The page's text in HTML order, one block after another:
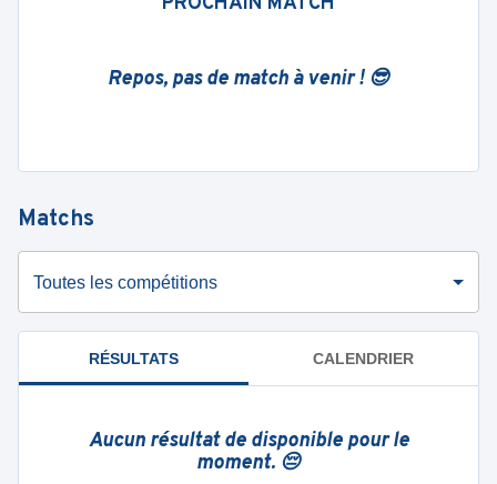
Repos, pas de match à venir ! 😎
Matchs
Toutes les compétitions
RÉSULTATS CALENDRIER
Aucun résultat de disponible pour le
moment. 😔